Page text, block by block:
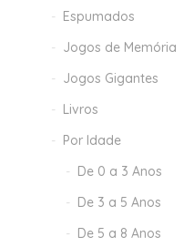
Espumados
Jogos de Memória
Jogos Gigantes
Livros
Por Idade
De 0 a 3 Anos
De 3 a 5 Anos
De 5 a 8 Anos